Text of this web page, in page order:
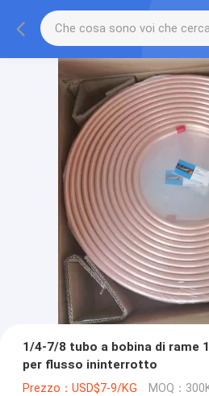
1/4-7/8 tubo a bobina di rame
per flusso ininterrotto
Prezzo：USD$7-9/KG MOQ：